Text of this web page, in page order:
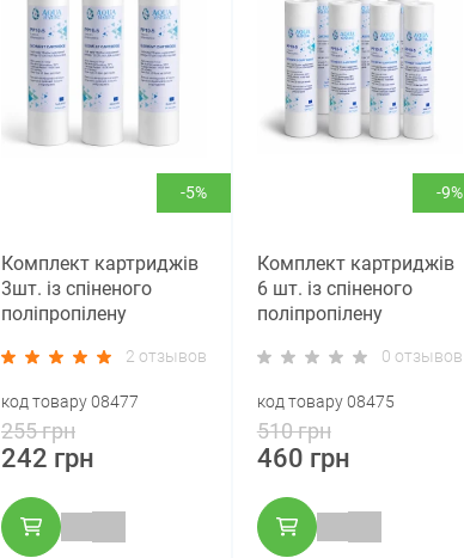
-5%
Комплект картриджів
3шт. із спіненого
поліпропілену
мкм (Slim 10)
2 отзывов
код товару 08477
255 грн
242 грн
-9%
Комплект картриджів
6 шт. із спіненого
поліпропілену
мкм (Slim 10)
0 отзывов
код товару 08475
510 грн
460 грн